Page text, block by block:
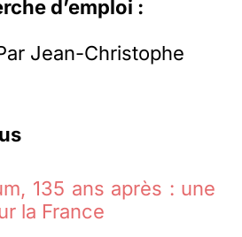
d’emploi :
Jean-Christophe
135 ans après : une
la France